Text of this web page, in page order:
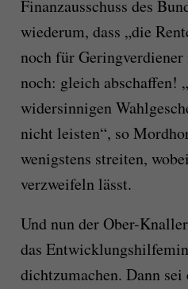
Finanzausschuss des
wiederum, dass „die
noch für
noch: gleich abschaffen!
widersinnigen
nicht leisten“, so
wenigstens streiten,
verzweifeln lässt.
Und nun der Ober-
das
dichtzumachen. Dann